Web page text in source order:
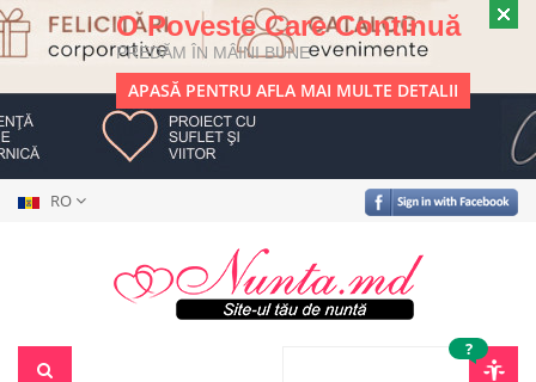
O Poveste Care Continuă
PREDĂM ÎN MÂINI BUNE
APASĂ PENTRU AFLA MAI MULTE DETALII
RO
?